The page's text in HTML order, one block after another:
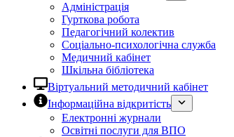
Адміністрація
Гурткова робота
Педагогічний колектив
Соціально-психологічна служба
Медичний кабінет
Шкільна бібліотека
Віртуальний методичний кабінет
Інформаційна відкритість
Електронні журнали
Освітні послуги для ВПО